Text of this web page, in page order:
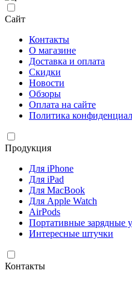
Сайт
Контакты
О магазине
Доставка и оплата
Скидки
Новости
Обзоры
Оплата на сайте
Политика
Продукция
Для iPhone
Для iPad
Для MacBook
Для Apple Watch
AirPods
Портативные зарядные
Интересные штучки
Контакты